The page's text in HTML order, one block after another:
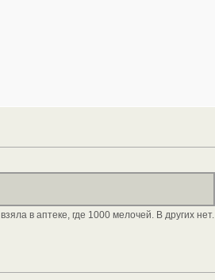
в аптеке, где 1000 мелочей. В других нет.